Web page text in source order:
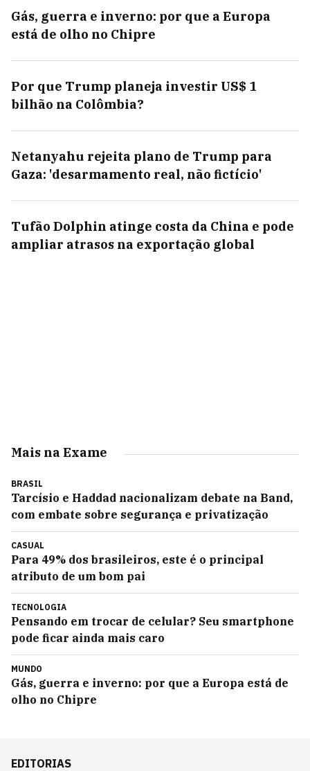
Gás, guerra e inverno: por que a Europa
está de olho no Chipre
Por que Trump planeja investir US$ 1
bilhão na Colômbia?
Netanyahu rejeita plano de Trump para
Gaza: 'desarmamento real, não fictício'
Tufão Dolphin atinge costa da China e pode
ampliar atrasos na exportação global
Mais na Exame
BRASIL
Tarcísio e Haddad nacionalizam debate na Band,
com embate sobre segurança e privatização
CASUAL
Para 49% dos brasileiros, este é o principal
atributo de um bom pai
TECNOLOGIA
Pensando em trocar de celular? Seu smartphone
pode ficar ainda mais caro
MUNDO
Gás, guerra e inverno: por que a Europa está de
olho no Chipre
EDITORIAS